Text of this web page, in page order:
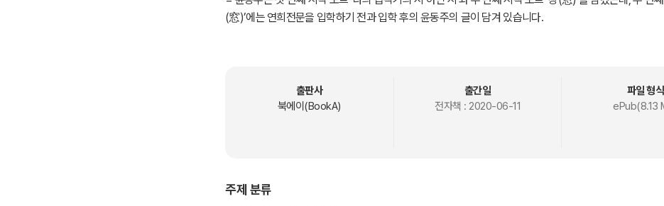
(窓)’에는 연희전문을 입학하기 전과 입학 후의 윤동주의 글이 담겨 있습니다.
= 이 시집을 통해 독자 여러분이 윤동주의 시 세계를 새롭게 발견해 가시길 바랍니다.
출판사
북에이(BookA)
출간일
전자책 : 2020-06-11
파일 형식
ePub(8.13
주제 분류